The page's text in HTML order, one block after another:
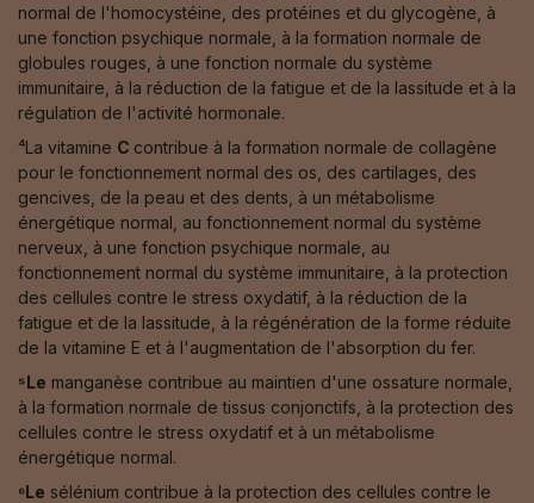
normal de l'homocystéine, des protéines et du glycogène, à
une fonction psychique normale, à la formation normale de
globules rouges, à une fonction normale du système
immunitaire, à la réduction de la fatigue et de la lassitude et à la
régulation de l'activité hormonale.
⁴La vitamine C contribue à la formation normale de collagène
pour le fonctionnement normal des os, des cartilages, des
gencives, de la peau et des dents, à un métabolisme
énergétique normal, au fonctionnement normal du système
nerveux, à une fonction psychique normale, au
fonctionnement normal du système immunitaire, à la protection
des cellules contre le stress oxydatif, à la réduction de la
fatigue et de la lassitude, à la régénération de la forme réduite
de la vitamine E et à l'augmentation de l'absorption du fer.
⁵Le manganèse contribue au maintien d'une ossature normale,
à la formation normale de tissus conjonctifs, à la protection des
cellules contre le stress oxydatif et à un métabolisme
énergétique normal.
⁶Le sélénium contribue à la protection des cellules contre le